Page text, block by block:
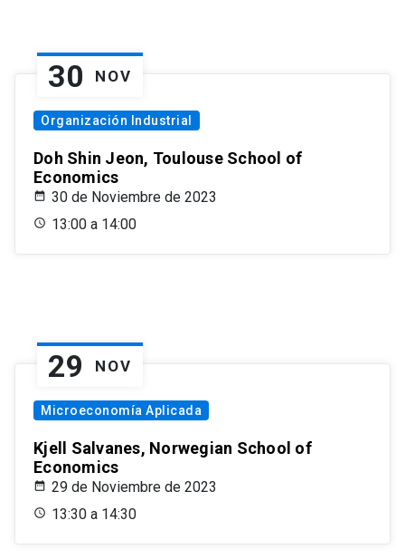
30 NOV
Organización Industrial
Doh Shin Jeon, Toulouse School of
Economics
30 de Noviembre de 2023
13:00 a 14:00
29 NOV
Microeconomía Aplicada
Kjell Salvanes, Norwegian School of
Economics
29 de Noviembre de 2023
13:30 a 14:30